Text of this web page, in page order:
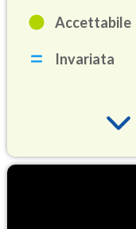
Accettabile
Invariata